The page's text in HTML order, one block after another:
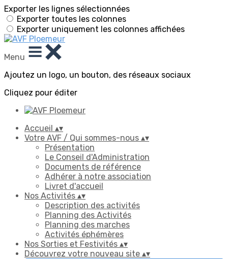
Exporter les lignes sélectionnées
Exporter toutes les colonnes
Exporter uniquement les colonnes affichées
Menu
Ajoutez un logo, un bouton, des réseaux sociaux
Cliquez pour éditer
Accueil ▴▾
Votre AVF / Qui sommes-nous ▴▾
Présentation
Le Conseil d'Administration
Documents de référence
Adhérer à notre association
Livret d'accueil
Nos Activités ▴▾
Description des activités
Planning des Activités
Planning des marches
Activités éphémères
Nos Sorties et Festivités ▴▾
Découvrez votre nouveau site ▴▾